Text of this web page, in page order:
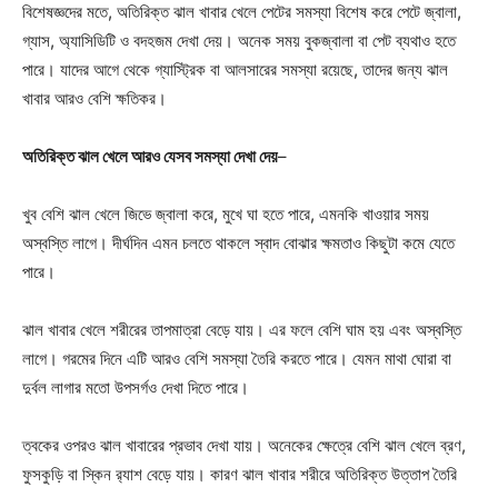
বিশেষজ্ঞদের মতে, অতিরিক্ত ঝাল খাবার খেলে পেটের সমস্যা বিশেষ করে পেটে জ্বালা,
গ্যাস, অ্যাসিডিটি ও বদহজম দেখা দেয়। অনেক সময় বুকজ্বালা বা পেট ব্যথাও হতে
পারে। যাদের আগে থেকে গ্যাস্ট্রিক বা আলসারের সমস্যা রয়েছে, তাদের জন্য ঝাল
খাবার আরও বেশি ক্ষতিকর।
অতিরিক্ত ঝাল খেলে আরও যেসব সমস্যা দেখা দেয়–
খুব বেশি ঝাল খেলে জিভে জ্বালা করে, মুখে ঘা হতে পারে, এমনকি খাওয়ার সময়
অস্বস্তি লাগে। দীর্ঘদিন এমন চলতে থাকলে স্বাদ বোঝার ক্ষমতাও কিছুটা কমে যেতে
পারে।
ঝাল খাবার খেলে শরীরের তাপমাত্রা বেড়ে যায়। এর ফলে বেশি ঘাম হয় এবং অস্বস্তি
লাগে। গরমের দিনে এটি আরও বেশি সমস্যা তৈরি করতে পারে। যেমন মাথা ঘোরা বা
দুর্বল লাগার মতো উপসর্গও দেখা দিতে পারে।
ত্বকের ওপরও ঝাল খাবারের প্রভাব দেখা যায়। অনেকের ক্ষেত্রে বেশি ঝাল খেলে ব্রণ,
ফুসকুড়ি বা স্কিন র‍্যাশ বেড়ে যায়। কারণ ঝাল খাবার শরীরে অতিরিক্ত উত্তাপ তৈরি